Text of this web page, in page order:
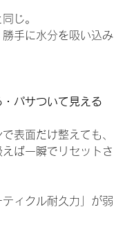
じ。
手に水分を吸い込み
パサついて見える
表面だけ整えても、
ば一瞬でリセットさ
ィクル耐久力」が弱